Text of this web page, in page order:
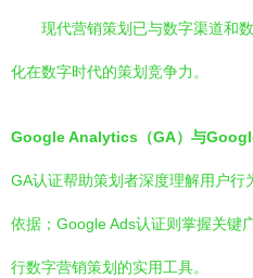
现代营销策划已与数字渠道和
化在数字时代的策划竞争力。
Google Analytics（GA）与
GA认证帮助策划者深度理解用户
依据；Google Ads认证则掌握关键
行数字营销策划的实用工具。